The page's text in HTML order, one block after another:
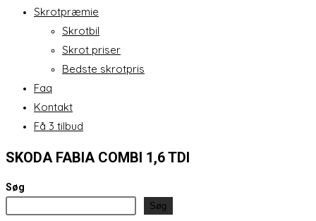
Skrotpræmie
Skrotbil
Skrot priser
Bedste skrotpris
Faq
Kontakt
Få 3 tilbud
SKODA FABIA COMBI 1,6 TDI
Søg
Søg